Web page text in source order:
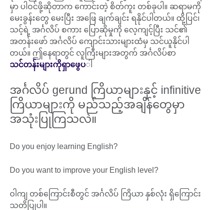
မှာ ပါဝင်ဖို့ဆိုတာက ကောင်းတဲ့ စိတ်ကူး တစ်ခုပါ။ ဆရာမကို
မေးခွန်းတွေ မေးပြီး အဖြေ ချက်ချင်း ရနိုင်ပါတယ်။ ထို့ပြင်၊
သင့်ရဲ့ အင်္ဂလိပ် စကား ပြောဆိုမှုကို လေ့ကျင့်ပြီး သင်၏
အတန်းဖော် အင်္ဂလိပ် ကျောင်းသားများထံမှ သင်ယူနိုင်ပါ
တယ်။ ဤနေရာတွင် လူကြီးများအတွက် အင်္ဂလိပ်စာ
သင်တန်းများကိုရှာဖွေပါ
အင်္ဂလိပ် gerund ကြိယာများနှင့် infinitive
ကြိယာများကို မည်သည့်အချိန်တွေမှာ
အသုံးပြုကြသလဲ။
Do you enjoy learning English?
Do you want to improve your English level?
ဝါကျ တစ်ကြောင်းစီတွင် အင်္ဂလိပ် ကြိယာ နှစ်လုံး ရှိကြောင်း
သတိပြုပါ။